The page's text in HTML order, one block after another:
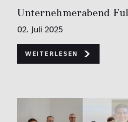
Unternehmerabend
02. Juli 2025
Weiterlesen